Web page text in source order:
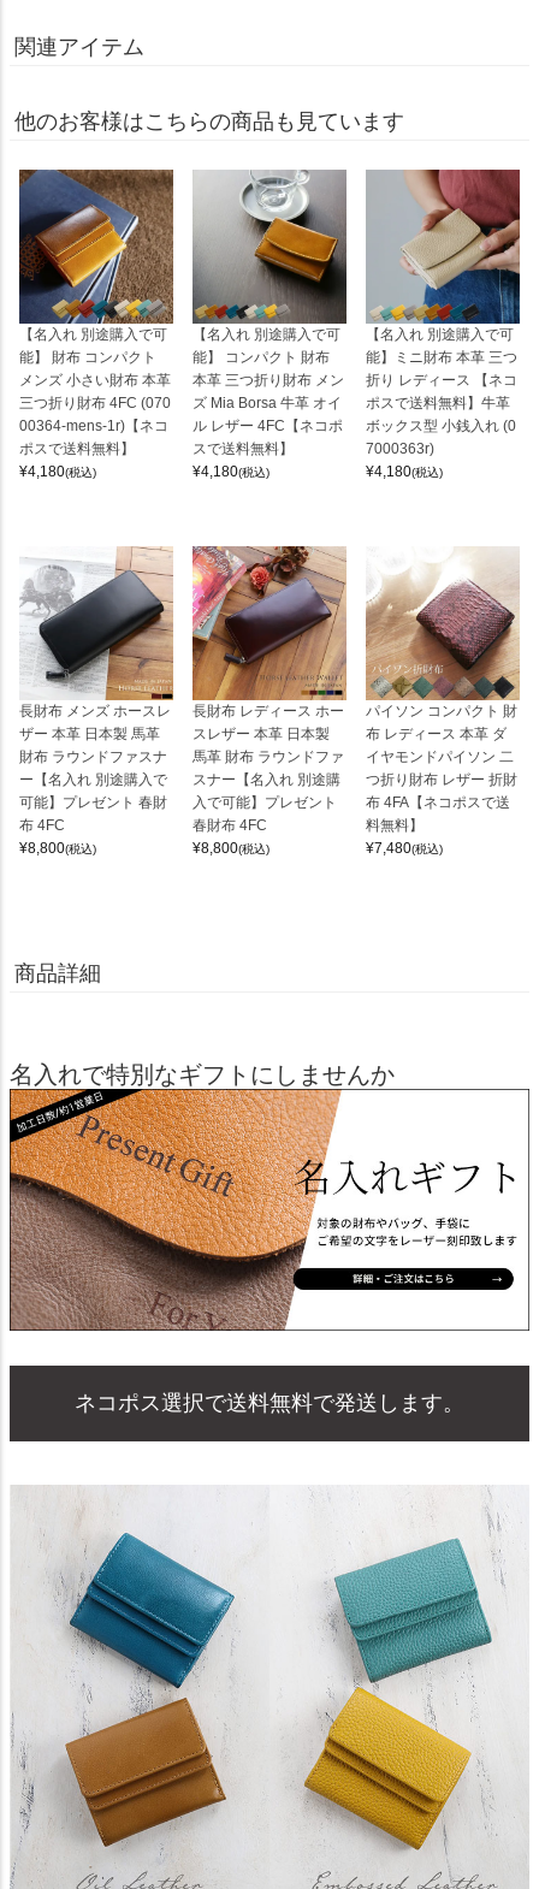
関連アイテム
他のお客様はこちらの商品も見ています
【名入れ 別途購入で可
能】 財布 コンパクト
メンズ 小さい財布 本革
三つ折り財布 4FC (070
00364-mens-1r)【ネコ
ポスで送料無料】
¥4,180(税込)
【名入れ 別途購入で可
能】 コンパクト 財布
本革 三つ折り財布 メン
ズ Mia Borsa 牛革 オイ
ル レザー 4FC【ネコポ
スで送料無料】
¥4,180(税込)
【名入れ 別途購入で可
能】ミニ財布 本革 三つ
折り レディース 【ネコ
ポスで送料無料】牛革
ボックス型 小銭入れ (0
7000363r)
¥4,180(税込)
長財布 メンズ ホースレ
ザー 本革 日本製 馬革
財布 ラウンドファスナ
ー【名入れ 別途購入で
可能】プレゼント 春財
布 4FC
¥8,800(税込)
長財布 レディース ホー
スレザー 本革 日本製
馬革 財布 ラウンドファ
スナー【名入れ 別途購
入で可能】プレゼント
春財布 4FC
¥8,800(税込)
パイソン コンパクト 財
布 レディース 本革 ダ
イヤモンドパイソン 二
つ折り財布 レザー 折財
布 4FA【ネコポスで送
料無料】
¥7,480(税込)
商品詳細
名入れで特別なギフトにしませんか
ネコポス選択で送料無料で発送します。